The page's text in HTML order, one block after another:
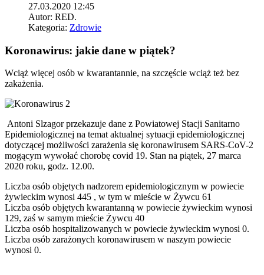
27.03.2020 12:45
Autor: RED.
Kategoria: Zdrowie
Koronawirus: jakie dane w piątek?
Wciąż więcej osób w kwarantannie, na szczęście wciąż też bez
zakażenia.
Antoni Slzagor przekazuje dane z Powiatowej Stacji Sanitarno
Epidemiologicznej na temat aktualnej sytuacji epidemiologicznej
dotyczącej możliwości zarażenia się koronawirusem SARS-CoV-2
mogącym wywołać chorobę covid 19. Stan na piątek, 27 marca
2020 roku, godz. 12.00.
Liczba osób objętych nadzorem epidemiologicznym w powiecie
żywieckim wynosi 445 , w tym w mieście w Żywcu 61
Liczba osób objętych kwarantanną w powiecie żywieckim wynosi
129, zaś w samym mieście Żywcu 40
Liczba osób hospitalizowanych w powiecie żywieckim wynosi 0.
Liczba osób zarażonych koronawirusem w naszym powiecie
wynosi 0.